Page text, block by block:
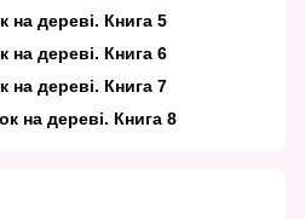
на дереві. Книга 5
на дереві. Книга 6
на дереві. Книга 7
на дереві. Книга 8